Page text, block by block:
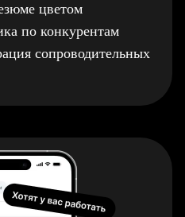
цветом
по конкурентам
сопроводительных